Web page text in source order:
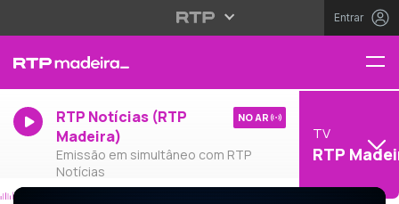
Entrar
RTP Notícias (RTP
Madeira)
Emissão em simultâneo com RTP
Notícias
NO AR
TV
RTP